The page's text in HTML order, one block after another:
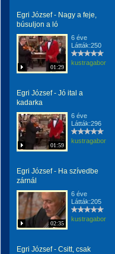
Egri József - Nagy a feje,
búsuljon a ló
01:29
6 éve
Látták:250
kustragabor
Egri József - Jó ital a
kadarka
01:59
6 éve
Látták:296
kustragabor
Egri József - Ha szívedbe
zárnál
02:35
6 éve
Látták:205
kustragabor
Egri József - Csitt, csak